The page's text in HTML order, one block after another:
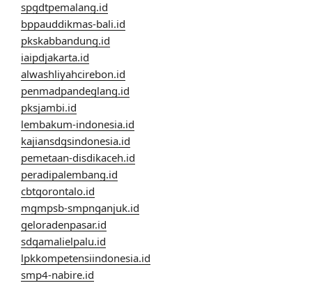
spgdtpemalang.id
bppauddikmas-bali.id
pkskabbandung.id
iaipdjakarta.id
alwashliyahcirebon.id
penmadpandeglang.id
pksjambi.id
lembakum-indonesia.id
kajiansdgsindonesia.id
pemetaan-disdikaceh.id
peradipalembang.id
cbtgorontalo.id
mgmpsb-smpnganjuk.id
geloradenpasar.id
sdgamalielpalu.id
lpkkompetensiindonesia.id
smp4-nabire.id